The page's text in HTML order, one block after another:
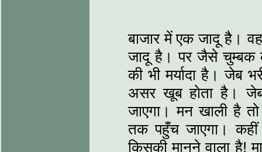
बाजार में एक जादू है।
जादू है। पर जैसे चुम्बक
की भी मर्यादा है। जेब
असर खूब होता है।
जाएगा। मन खाली है
तक पहुँच जाएगा।
किसकी मानने वाला है!